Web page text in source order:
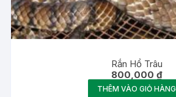
Rắn Hổ Trâu
800,000₫
THÊM VÀO GIỎ HÀNG